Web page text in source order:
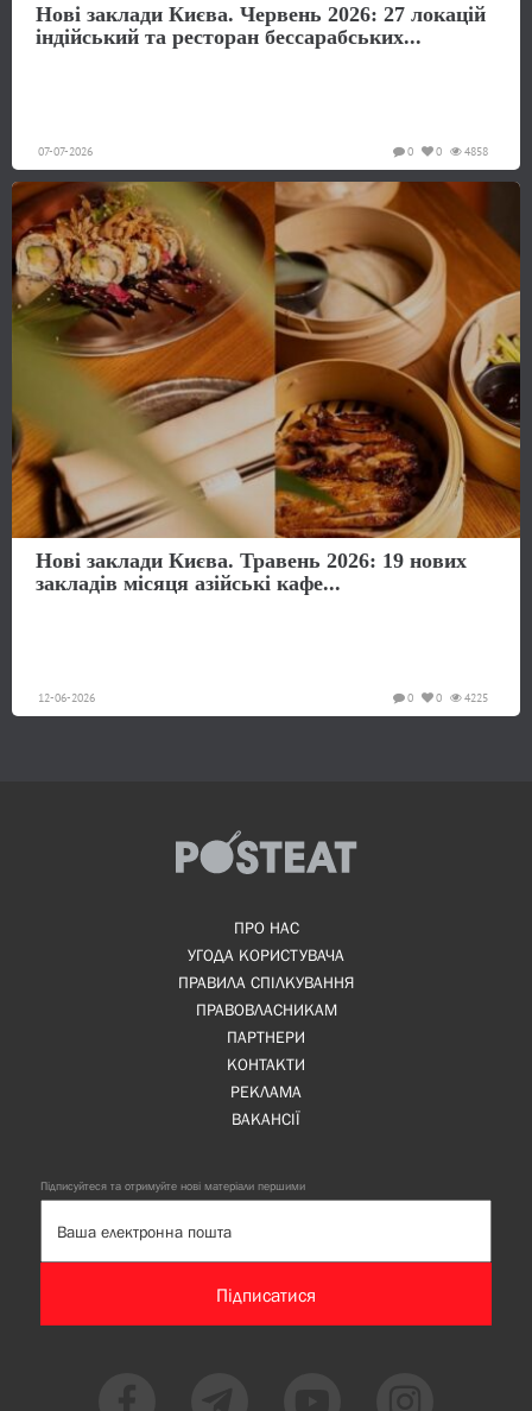
Нові заклади Києва. Червень 2026: 27 локацій
індійський та ресторан бессарабських...
07-07-2026 4858
0
0
Нові заклади Києва. Травень 2026: 19 нових
закладів місяця азійські кафе...
12-06-2026 4225
0
0
ПРО НАС
УГОДА КОРИСТУВАЧА
ПРАВИЛА СПІЛКУВАННЯ
ПРАВОВЛАСНИКАМ
ПАРТНЕРИ
КОНТАКТИ
РЕКЛАМА
ВАКАНСІЇ
Підписуйтеся та отримуйте нові матеріали першими
Підписатися